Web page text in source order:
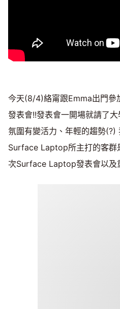
今天(8/4)絡甯跟Emma出門
發表會!!發表會一開場就請了
氛圍有變活力、年輕的趨勢(?)
Surface Laptop所主打的客群
次Surface Laptop發表會以及